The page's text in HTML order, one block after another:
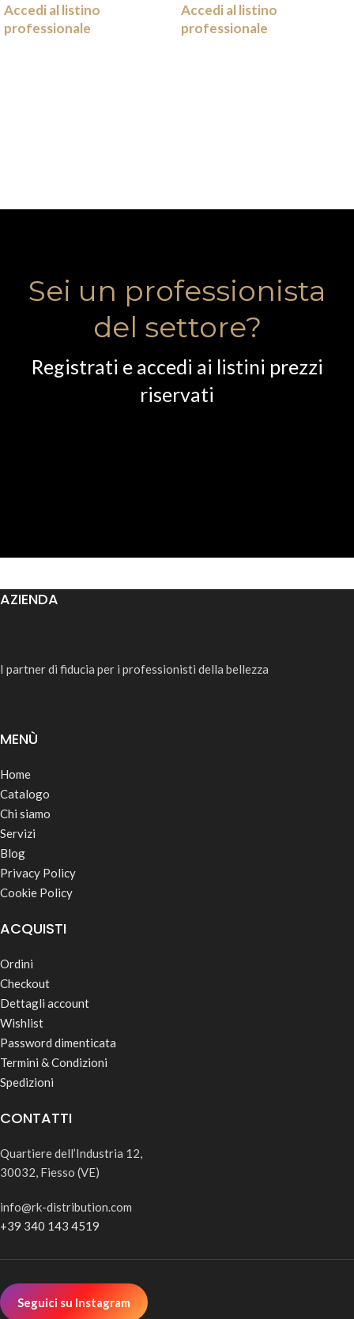
Accedi al listino
professionale
Accedi al listino
professionale
Sei un professionista
del settore?
Registrati e accedi ai listini prezzi
riservati
AZIENDA
I partner di fiducia per i professionisti della bellezza
MENÙ
Home
Catalogo
Chi siamo
Servizi
Blog
Privacy Policy
Cookie Policy
ACQUISTI
Ordini
Checkout
Dettagli account
Wishlist
Password dimenticata
Termini & Condizioni
Spedizioni
CONTATTI
Quartiere dell’Industria 12,
30032, Fiesso (VE)
info@rk-distribution.com
+39 340 143 4519
Seguici su Instagram